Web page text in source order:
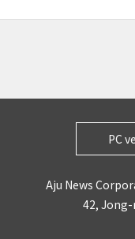
PC
Aju News
42,